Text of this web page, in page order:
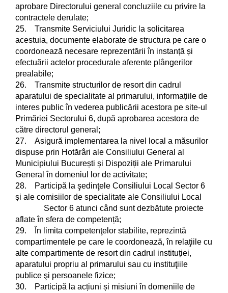
aprobare Directorului general concluziile cu privire la
contractele derulate;
25. Transmite Serviciului Juridic la solicitarea
acestuia, documente elaborate de structura pe care o
coordonează necesare reprezentării în instanță și
efectuării actelor procedurale aferente plângerilor
prealabile;
26. Transmite structurilor de resort din cadrul
aparatului de specialitate al primarului, informațiile de
interes public în vederea publicării acestora pe site-ul
Primăriei Sectorului 6, după aprobarea acestora de
către directorul general;
27. Asigură implementarea la nivel local a măsurilor
dispuse prin Hotărâri ale Consiliului General al
Municipiului București și Dispoziții ale Primarului
General în domeniul lor de activitate;
28. Participă la şedinţele Consiliului Local Sector 6
și ale comisiilor de specialitate ale Consiliului Local
Sector 6 atunci când sunt dezbătute proiecte
aflate în sfera de competență;
29. În limita competenţelor stabilite, reprezintă
compartimentele pe care le coordonează, în relaţiile cu
alte compartimente de resort din cadrul instituției,
aparatului propriu al primarului sau cu instituţiile
publice şi persoanele fizice;
30. Participă la acțiuni și misiuni în domeniile de